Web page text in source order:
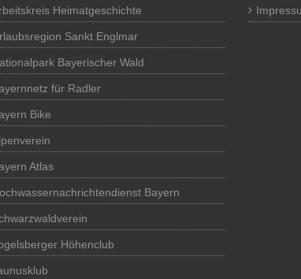
Heimatgeschichte
Sankt Englmar
Bayerischer Wald
für Radler
Bike
Atlas
Bayern
Höhenclub